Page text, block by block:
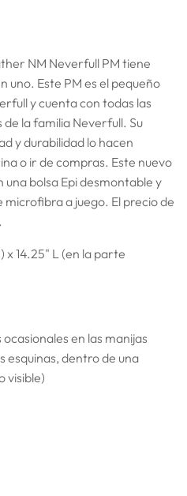
NM Neverfull PM tiene
uno. Este PM es el pequeño
y cuenta con todas las
la familia Neverfull. Su
y durabilidad lo hacen
o ir de compras. Este nuevo
bolsa Epi desmontable y
a juego. El precio de
x 14.25" L (en la parte
en las manijas
dentro de una
visible)